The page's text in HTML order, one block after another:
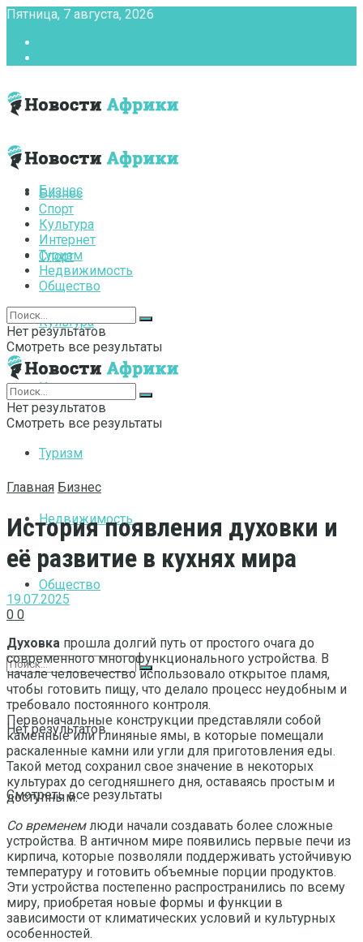
Пятница, 7 августа, 2026
Бизнес
Спорт
Культура
Интернет
Туризм
Недвижимость
Общество
Нет результатов
Смотреть все результаты
Бизнес
Спорт
Культура
Интернет
Туризм
Недвижимость
Общество
Нет результатов
Смотреть все результаты
Нет результатов
Смотреть все результаты
Главная Бизнес
История появления духовки и
её развитие в кухнях мира
19.07.2025
0 0
Духовка прошла долгий путь от простого очага до
современного многофункционального устройства. В
начале человечество использовало открытое пламя,
чтобы готовить пищу, что делало процесс неудобным и
требовало постоянного контроля.
Первоначальные конструкции представляли собой
каменные или глиняные ямы, в которые помещали
раскаленные камни или угли для приготовления еды.
Такой метод сохранил свое значение в некоторых
культурах до сегодняшнего дня, оставаясь простым и
доступным.
Со временемлюди начали создавать более сложные
устройства. В античном мире появились первые печи из
кирпича, которые позволяли поддерживать устойчивую
температуру и готовить объемные порции продуктов.
Эти устройства постепенно распространились по всему
миру, приобретая новые формы и функции в
зависимости от климатических условий и культурных
особенностей.